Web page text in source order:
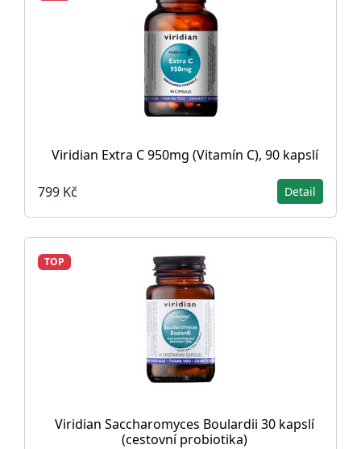
Viridian Extra C 950mg (Vitamín C), 90 kapslí
799 Kč Detail
TOP
Viridian Saccharomyces Boulardii 30 kapslí
(cestovní probiotika)